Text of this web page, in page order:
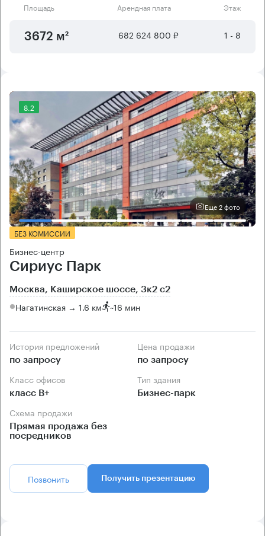
Площадь Арендная плата Этаж
3672 м² 682 624 800 ₽ 1 - 8
8.2
Еще 2 фото
БЕЗ КОМИССИИ
Бизнес-центр
Сириус Парк
Москва, Каширское шоссе, 3к2 с2
Нагатинская → 1.6 км ~16 мин
История предложений
по запросу
Цена продажи
по запросу
Класс офисов
класс B+
Тип здания
Бизнес-парк
Схема продажи
Прямая продажа без
посредников
Позвонить Получить презентацию